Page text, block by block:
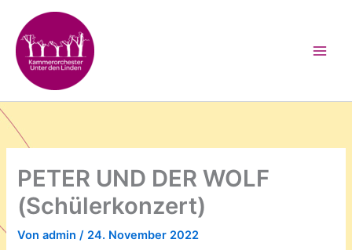
Inhalt
springen
PETER UND DER WOLF
(Schülerkonzert)
Vonadmin/ 24. November 2022